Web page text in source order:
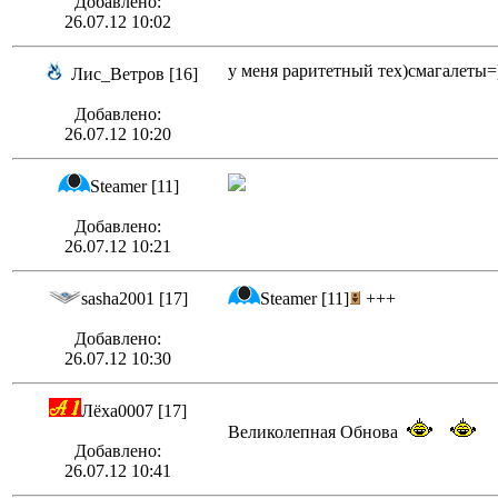
26.07.12 10:02
Лис_Ветров [16]
Добавлено:
26.07.12 10:20
у меня раритетный
Steamer [11]
Добавлено:
26.07.12 10:21
sasha2001 [17]
Добавлено:
26.07.12 10:30
Steamer [11] +++
Лёха0007 [17]
Добавлено:
26.07.12 10:41
Великолепная Обнова